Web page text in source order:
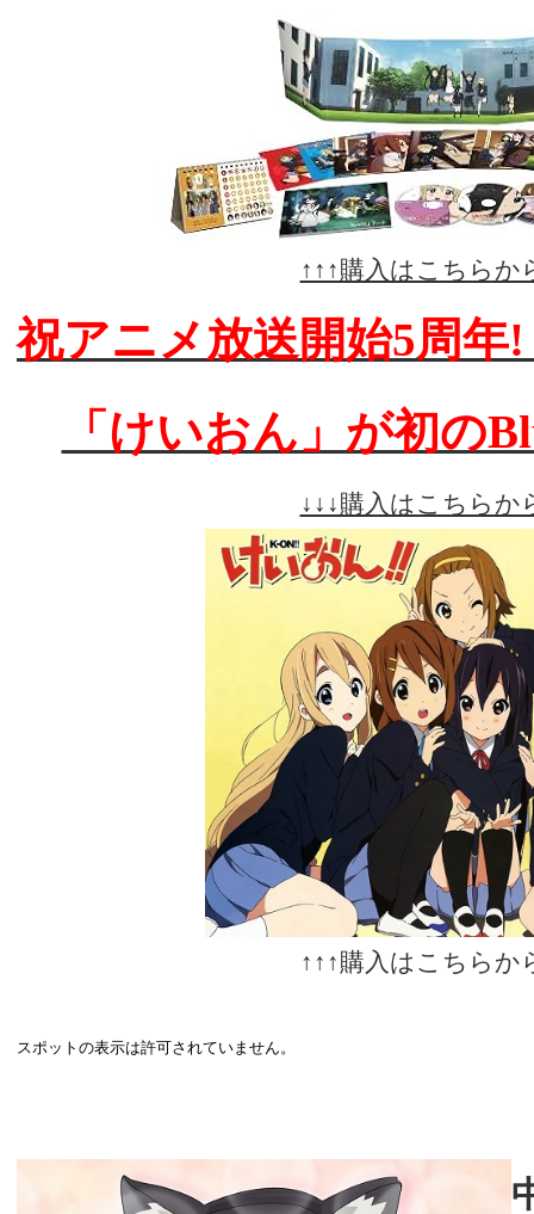
↑↑↑購入はこちらか
祝アニメ放送開始5周年
「けいおん」が初の
↓↓↓購入はこちらか
↑↑↑購入はこちらか